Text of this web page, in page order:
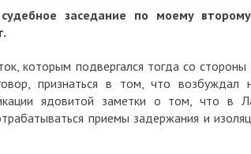
заседание по моему
которым подвергался тогда со
признаться в том, что возбуждал
ядовитой заметки о том, что в
приемы задержания и